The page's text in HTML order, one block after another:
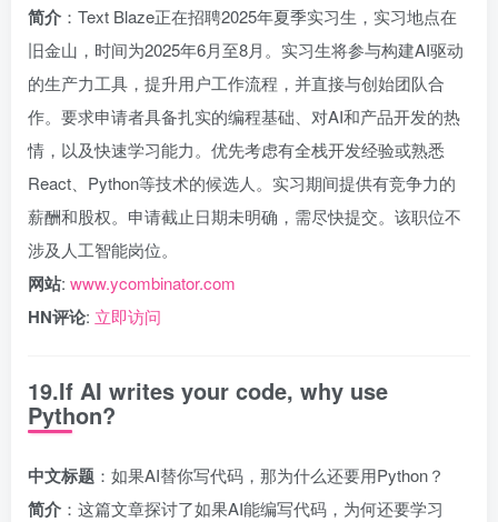
简介 ：Text Blaze正在招聘2025年夏季实习生，实习地点在
旧金山，时间为2025年6月至8月。实习生将参与构建AI驱动
的生产力工具，提升用户工作流程，并直接与创始团队合
作。要求申请者具备扎实的编程基础、对AI和产品开发的热
情，以及快速学习能力。优先考虑有全栈开发经验或熟悉
React、Python等技术的候选人。实习期间提供有竞争力的
薪酬和股权。申请截止日期未明确，需尽快提交。该职位不
涉及人工智能岗位。
网站: www.ycombinator.com
HN评论: 立即访问
19.If AI writes your code, why use
Python?
中文标题 ：如果AI替你写代码，那为什么还要用Python？
简介 ：这篇文章探讨了如果AI能编写代码，为何还要学习